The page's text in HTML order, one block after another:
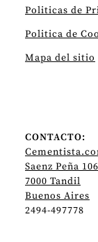
Politicas de
Politica de
Mapa del sitio
CONTACTO:
Saenz Peña
7000 Tandil
Buenos Aires
2494-497778